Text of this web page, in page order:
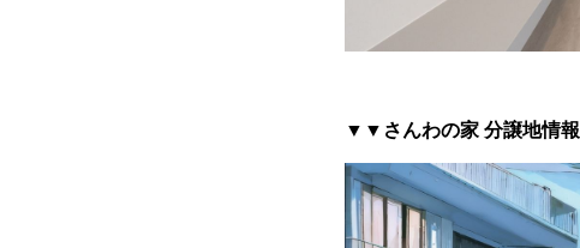
▼▼さんわの家 分譲地情報